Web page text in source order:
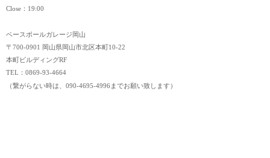
Close：19:00
ベースボールガレージ岡山
〒700-0901 岡山県岡山市北区本町10-22
本町ビルディングRF
TEL：0869-93-4664
（繋がらない時は、090-4695-4996までお願い致します）